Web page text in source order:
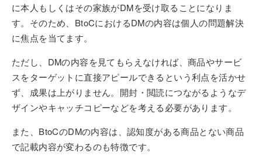
に本人もしくはその家族がDMを受け取ることになりま
す。そのため、BtoCにおけるDMの内容は個人の問題解決
に焦点を当てます。
ただし、DMの内容を見てもらえなければ、商品やサービ
スをターゲットに直接アピールできるという利点を活かせ
ず、成果は上がりません。開封・閲読につながるようなデ
ザインやキャッチコピーなどを考える必要があります。
また、BtoCのDMの内容は、認知度がある商品とない商品
で記載内容が変わるのも特徴です。